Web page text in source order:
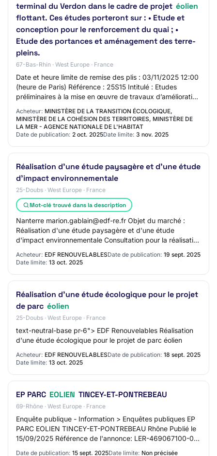
terminal du Verdon dans le cadre de projet éolien
flottant. Ces études porteront sur : • Etude et
conception pour le renforcement du quai ; •
Etude des portances et aménagement des terre-
pleins.
67-Bas-Rhin · West Europe · France
Date et heure limite de remise des plis : 03/11/2025 12:00
(heure de Paris) Référence : 25S15 Intitulé : Etudes
préliminaires à la mise en œuvre de travaux d’amélioration
des capacités d’accueil du t…
Acheteur: MINISTÈRE DE LA TRANSITION ÉCOLOGIQUE,
MINISTÈRE DE LA COHÉSION DES TERRITOIRES, MINISTÈRE DE
LA MER - AGENCE NATIONALE DE L'HABITAT
Date de publication: 2 oct. 2025Date limite: 3 nov. 2025
Réalisation d'une étude paysagère et d'une étude
d'impact environnementale
25-Doubs · West Europe · France
Mot-clé trouvé dans la description
Nanterre marion.gablain@edf-re.fr Objet du marché :
Réalisation d'une étude paysagère et d'une étude
d'impact environnementale Consultation pour la réalisation
Acheteur: EDF RENOUVELABLESDate de publication: 19 sept. 2025
Date limite: 13 oct. 2025
Réalisation d'une étude écologique pour le projet
de parc éolien
25-Doubs · West Europe · France
text-neutral-base pr-6"> EDF Renouvelables Réalisation
d'une étude écologique pour le projet de parc éolien
Acheteur: EDF RENOUVELABLESDate de publication: 18 sept. 2025
Date limite: 13 oct. 2025
EP PARC EOLIEN TINCEY-ET-PONTREBEAU
69-Rhône · West Europe · France
Enquête publique - Information > Enquêtes publiques EP
PARC EOLIEN TINCEY-ET-PONTREBEAU Rhône Publié le
15/09/2025 Référence de l'annonce: LER-469067100-0-2
Date de publication: 15 sept. 2025Date limite: Non précisée